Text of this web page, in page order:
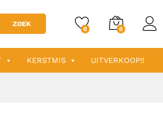
ZOEK
0 0
KERSTMIS UITVERKOOP!!